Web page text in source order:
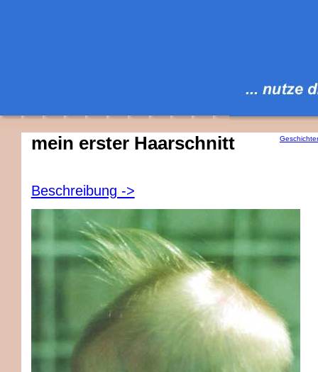
mein erster Haarschnitt
Beschreibung ->